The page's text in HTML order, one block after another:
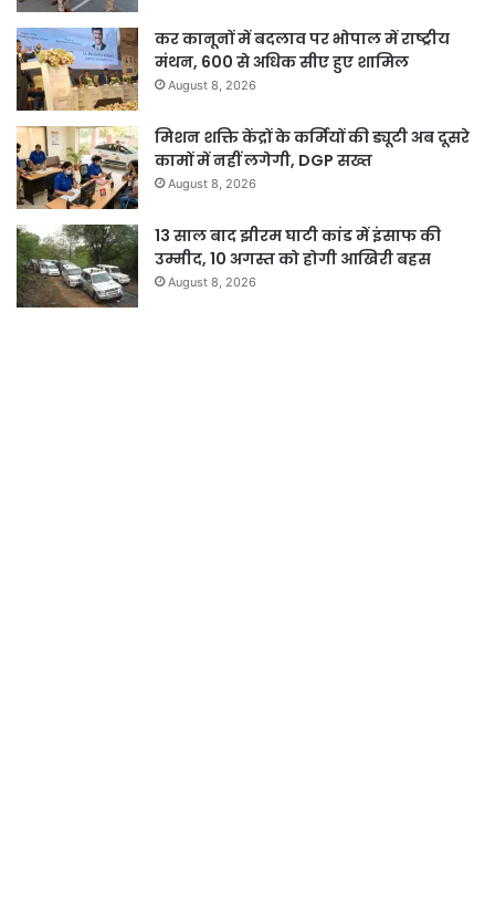
कर कानूनों में बदलाव पर भोपाल में राष्ट्रीय
मंथन, 600 से अधिक सीए हुए शामिल
August 8, 2026
मिशन शक्ति केंद्रों के कर्मियों की ड्यूटी अब दूसरे
कामों में नहीं लगेगी, DGP सख्त
August 8, 2026
13 साल बाद झीरम घाटी कांड में इंसाफ की
उम्मीद, 10 अगस्त को होगी आखिरी बहस
August 8, 2026